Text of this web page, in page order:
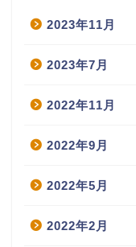
2023年11月
2023年7月
2022年11月
2022年9月
2022年5月
2022年2月